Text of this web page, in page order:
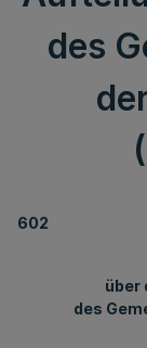
des
602
über
des